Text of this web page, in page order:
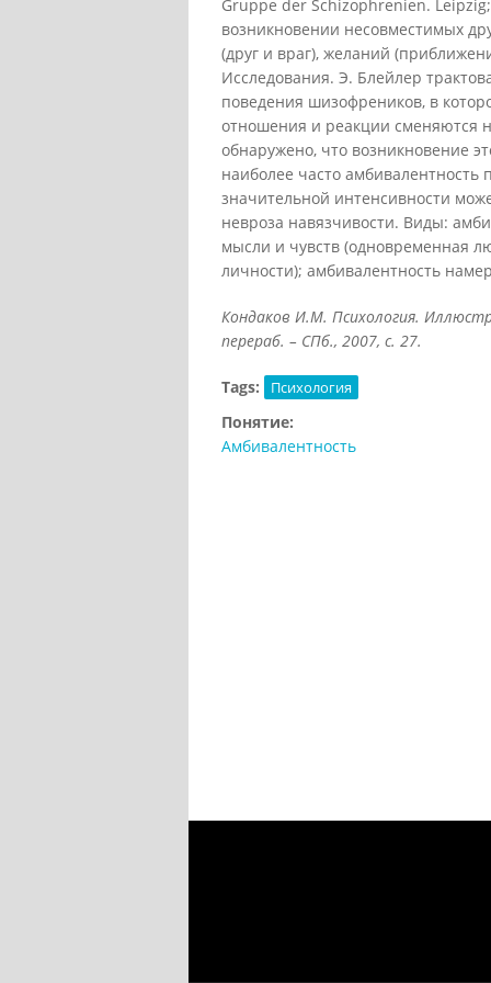
Gruppe der Schizophrenien.
возникновении несовместимых
(друг и враг), желаний
Исследования. Э. Блейлер
поведения шизофреников, в
отношения и реакции сменяются
обнаружено, что возникновение
наиболее часто
значительной интенсивности
невроза навязчивости. Виды:
мысли и чувств (одновременная
личности); амбивалентность
Кондаков И.М. Психология.
перераб. – СПб., 2007, с. 27.
Tags: Психология
Понятие:
Амбивалентность